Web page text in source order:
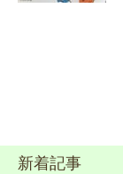
新着記事